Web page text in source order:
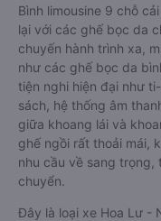
Bình limousine 9 chỗ
lại với các ghế bọc da
chuyến hành trình xa,
như các ghế bọc da
tiện nghi hiện đại như
sách, hệ thống âm
giữa khoang lái và
ghế ngồi rất thoải mái,
nhu cầu về sang trọng,
chuyển.
Đây là loại xe Hoa Lư -